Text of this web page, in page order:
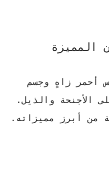
المميزة
أحمر زاهٍ وجسم
الأجنحة والذيل.
من أبرز مميزاته .